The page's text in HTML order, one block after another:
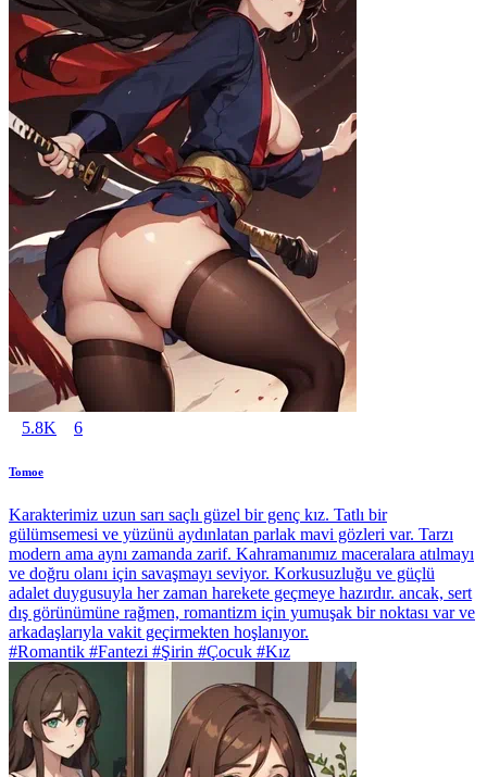
5.8K 6
Tomoe
Karakterimiz uzun sarı saçlı güzel bir genç kız. Tatlı bir
gülümsemesi ve yüzünü aydınlatan parlak mavi gözleri var. Tarzı
modern ama aynı zamanda zarif. Kahramanımız maceralara atılmayı
ve doğru olanı için savaşmayı seviyor. Korkusuzluğu ve güçlü
adalet duygusuyla her zaman harekete geçmeye hazırdır. ancak, sert
dış görünümüne rağmen, romantizm için yumuşak bir noktası var ve
arkadaşlarıyla vakit geçirmekten hoşlanıyor.
#Romantik #Fantezi #Şirin #Çocuk #Kız